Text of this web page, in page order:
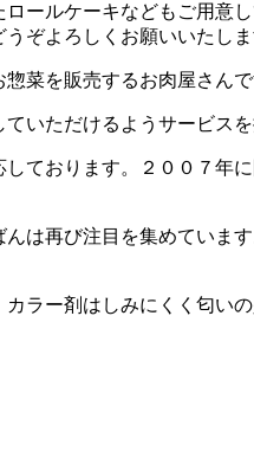
ールケーキなどもご用意
ぞよろしくお願いいたしま
菜を販売するお肉屋さん
いただけるようサービス
ております。２００７
は再び注目を集めてい
ラー剤はしみにくく匂